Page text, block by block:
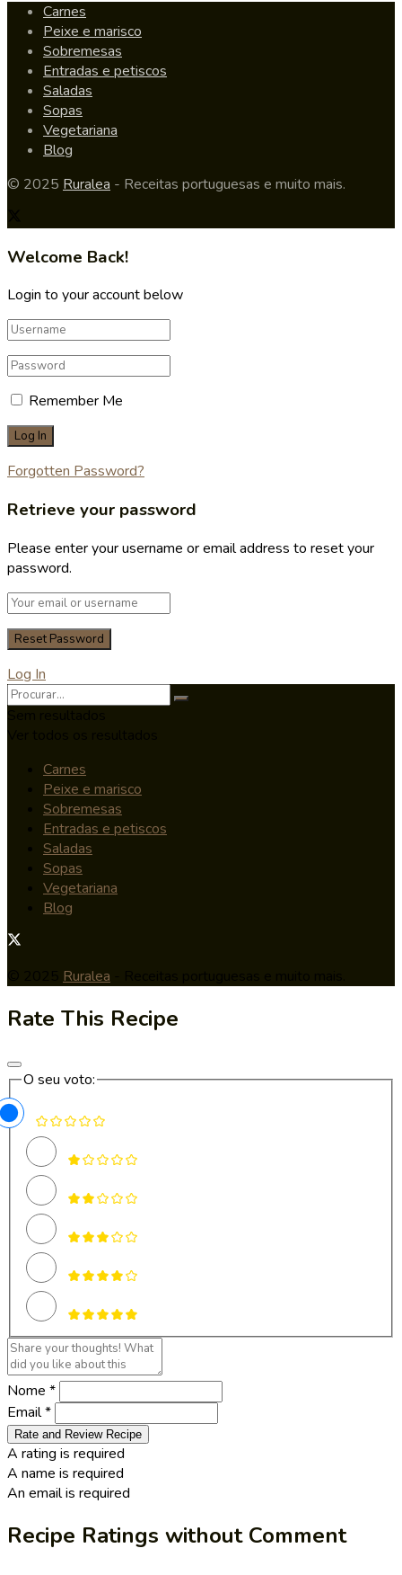
Carnes
Peixe e marisco
Sobremesas
Entradas e petiscos
Saladas
Sopas
Vegetariana
Blog
© 2025 Ruralea - Receitas portuguesas e muito mais.
Welcome Back!
Login to your account below
Remember Me
Forgotten Password?
Retrieve your password
Please enter your username or email address to reset your
password.
Log In
Carnes
Peixe e marisco
Sobremesas
Entradas e petiscos
Saladas
Sopas
Vegetariana
Blog
Ruralea
Rate This Recipe
O seu voto:
Nome *
Email *
Rate and Review Recipe
A rating is required
A name is required
An email is required
Recipe Ratings without Comment